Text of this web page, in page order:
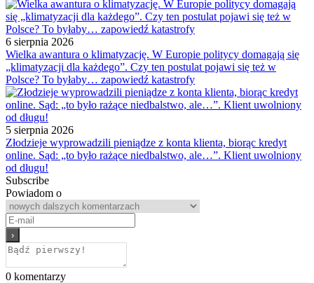
6 sierpnia 2026
Wielka awantura o klimatyzację. W Europie politycy domagają się
„klimatyzacji dla każdego”. Czy ten postulat pojawi się też w
Polsce? To byłaby… zapowiedź katastrofy
5 sierpnia 2026
Złodzieje wyprowadzili pieniądze z konta klienta, biorąc kredyt
online. Sąd: „to było rażące niedbalstwo, ale…”. Klient uwolniony
od długu!
Subscribe
Powiadom o
0 komentarzy